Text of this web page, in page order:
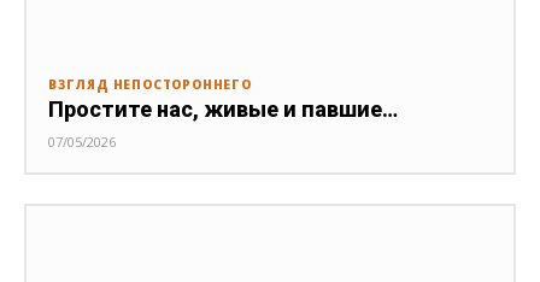
ВЗГЛЯД НЕПОСТОРОННЕГО
Простите нас, живые и павшие…
07/05/2026